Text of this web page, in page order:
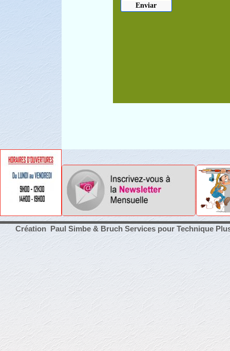
Enviar
Création Paul Simbe & Bruch Services pour Technique